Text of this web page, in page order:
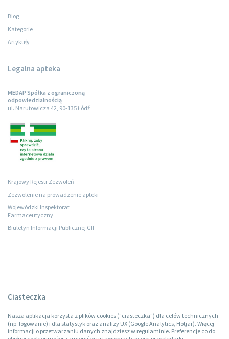
Blog
Kategorie
Artykuły
Legalna apteka
MEDAP Spółka z ograniczoną
odpowiedzialnością
ul. Narutowicza 42, 90-135 Łódź
Krajowy Rejestr Zezwoleń
Zezwolenie na prowadzenie apteki
Wojewódzki Inspektorat
Farmaceutyczny
Biuletyn Informacji Publicznej GIF
Ciasteczka
Nasza aplikacja korzysta z plików cookies ("ciasteczka") dla celów technicznych
(np. logowanie) i dla statystyk oraz analizy UX (Google Analytics, Hotjar). Więcej
informacji o przetwarzaniu danych znajdziesz w regulaminie. Preferencje co do